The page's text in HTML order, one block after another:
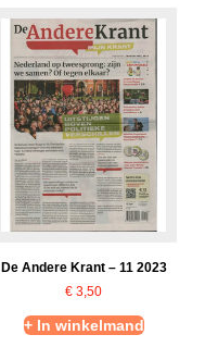
De Andere Krant – 11 2023
€ 3,50
+ In winkelmand